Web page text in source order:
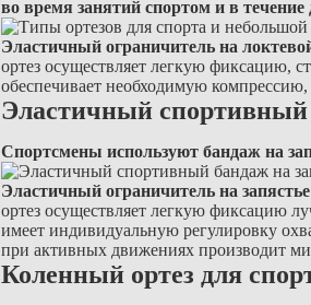
во время занятий спортом и в течение
Эластичный ограничитель на
ортез осуществляет легкую фиксацию,
обеспечивает необходимую
Эластичный спортивный
Спортсмены используют бандаж на
Эластичный ограничитель на
ортез осуществляет легкую фиксацию
имеет индивидуальную регулировку
при активных движениях производит
Коленный ортез для